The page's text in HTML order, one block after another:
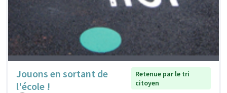
Jouons en sortant de
l'école !
Retenue par le tri
citoyen